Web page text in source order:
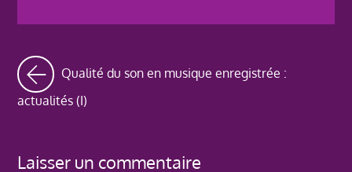
Qualité du son en musique enregistrée :
actualités (I)
Laisser un commentaire